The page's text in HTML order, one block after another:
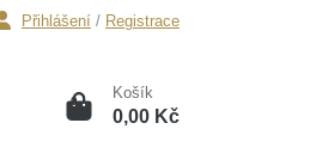
Přihlášení / Registrace
0 Košík
0,00 Kč